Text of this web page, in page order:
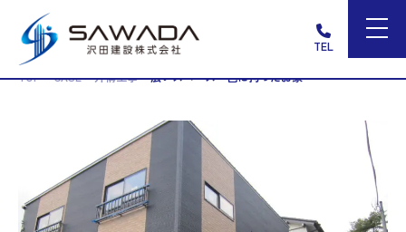
TEL
TOP>CASE>外構工事>広いスペース・色に拘ったお家